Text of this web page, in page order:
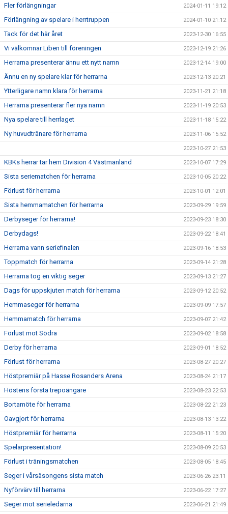
Fler förlängningar 2024-01-11 19:12
Förlängning av spelare i herrtruppen 2024-01-10 21:12
Tack för det här året 2023-12-30 16:55
Vi välkomnar Liben till föreningen 2023-12-19 21:26
Herrarna presenterar ännu ett nytt namn 2023-12-14 19:00
Ännu en ny spelare klar för herrarna 2023-12-13 20:21
Ytterligare namn klara för herrarna 2023-11-21 21:18
Herrarna presenterar fler nya namn 2023-11-19 20:53
Nya spelare till herrlaget 2023-11-18 15:22
Ny huvudtränare för herrarna 2023-11-06 15:52
2023-10-27 21:53
KBKs herrar tar hem Division 4 Västmanland 2023-10-07 17:29
Sista seriematchen för herrarna 2023-10-05 20:22
Förlust för herrarna 2023-10-01 12:01
Sista hemmamatchen för herrarna 2023-09-29 19:59
Derbyseger för herrarna! 2023-09-23 18:30
Derbydags! 2023-09-22 18:41
Herrarna vann seriefinalen 2023-09-16 18:53
Toppmatch för herrarna 2023-09-14 21:28
Herrarna tog en viktig seger 2023-09-13 21:27
Dags för uppskjuten match för herrarna 2023-09-12 20:52
Hemmaseger för herrarna 2023-09-09 17:57
Hemmamatch för herrarna 2023-09-07 21:42
Förlust mot Södra 2023-09-02 18:58
Derby för herrarna 2023-09-01 18:52
Förlust för herrarna 2023-08-27 20:27
Höstpremiär på Hasse Rosanders Arena 2023-08-24 21:17
Höstens första trepoängare 2023-08-23 22:53
Bortamöte för herrarna 2023-08-22 21:23
Oavgjort för herrarna 2023-08-13 13:22
Höstpremiär för herrarna 2023-08-11 15:20
Spelarpresentation! 2023-08-09 20:53
Förlust i träningsmatchen 2023-08-05 18:45
Seger i vårsäsongens sista match 2023-06-26 23:11
Nyförvärv till herrarna 2023-06-22 17:27
Seger mot serieledarna 2023-06-21 21:49